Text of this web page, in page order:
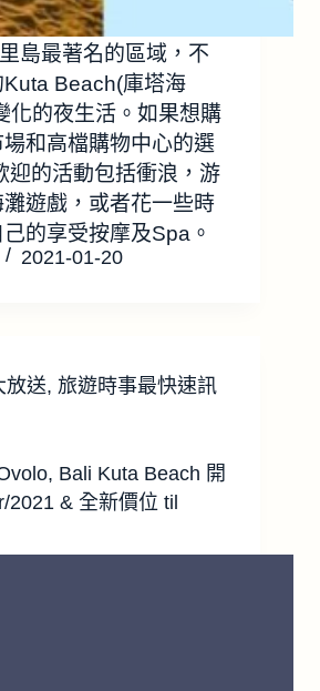
島最著名的區域，不
Beach(庫塔海
化的夜生活。如果想購
和高檔購物中心的選
迎的活動包括衝浪，游
遊戲，或者花一些時
的享受按摩及Spa。
2021-01-20
放送, 旅遊時事最快速訊
Bali Kuta Beach 開
2021 & 全新價位 til